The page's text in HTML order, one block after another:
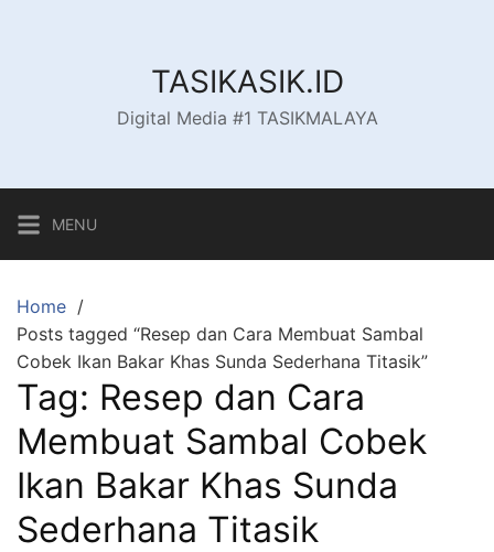
TASIKASIK.ID
Digital Media #1 TASIKMALAYA
MENU
Home
Posts tagged “Resep dan Cara Membuat Sambal
Cobek Ikan Bakar Khas Sunda Sederhana Titasik”
Tag: Resep dan Cara
Membuat Sambal Cobek
Ikan Bakar Khas Sunda
Sederhana Titasik